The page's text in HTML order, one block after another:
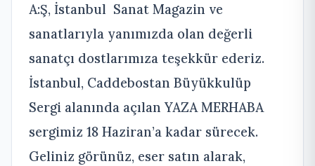
A:Ş, İstanbul Sanat Magazin ve
sanatlarıyla yanımızda olan değerli
sanatçı dostlarımıza teşekkür ederiz.
İstanbul, Caddebostan Büyükkulüp
Sergi alanında açılan YAZA MERHABA
sergimiz 18 Haziran’a kadar sürecek.
Geliniz görünüz, eser satın alarak,